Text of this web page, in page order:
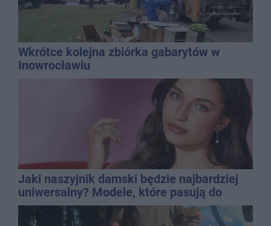
Wkrótce kolejna zbiórka gabarytów w
Inowrocławiu
Jaki naszyjnik damski będzie najbardziej
uniwersalny? Modele, które pasują do
wielu stylizacji